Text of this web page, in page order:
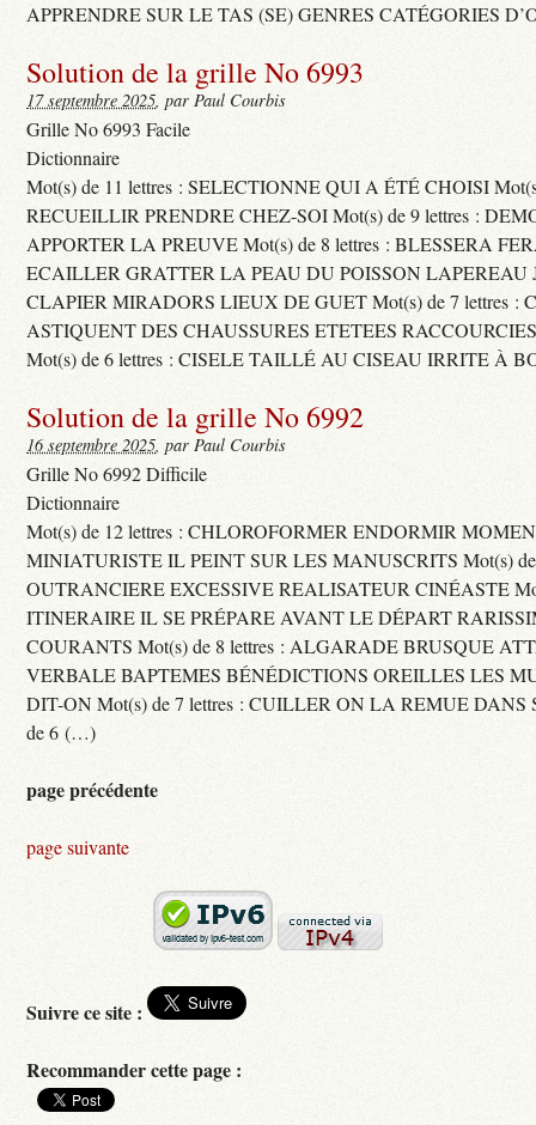
APPRENDRE SUR LE TAS (SE) GENRES CATÉGORIES
Solution de la grille No 6993
17 septembre 2025, par Paul Courbis
Grille No 6993 Facile
Dictionnaire
Mot(s) de 11 lettres : SELECTIONNE QUI A ÉTÉ CHOISI
RECUEILLIR PRENDRE CHEZ-SOI Mot(s) de 9 lettres :
APPORTER LA PREUVE Mot(s) de 8 lettres : BLESSERA
ECAILLER GRATTER LA PEAU DU POISSON LAPEREAU
CLAPIER MIRADORS LIEUX DE GUET Mot(s) de 7 lettres :
ASTIQUENT DES CHAUSSURES ETETEES
Mot(s) de 6 lettres : CISELE TAILLÉ AU CISEAU IRRITE À
Solution de la grille No 6992
16 septembre 2025, par Paul Courbis
Grille No 6992 Difficile
Dictionnaire
Mot(s) de 12 lettres : CHLOROFORMER ENDORMIR
MINIATURISTE IL PEINT SUR LES MANUSCRITS Mot(s) de
OUTRANCIERE EXCESSIVE REALISATEUR CINÉASTE
ITINERAIRE IL SE PRÉPARE AVANT LE DÉPART
COURANTS Mot(s) de 8 lettres : ALGARADE BRUSQUE
VERBALE BAPTEMES BÉNÉDICTIONS OREILLES LES
DIT-ON Mot(s) de 7 lettres : CUILLER ON LA REMUE DANS
de 6 (…)
page précédente
page suivante
Suivre ce site :
Recommander cette page :